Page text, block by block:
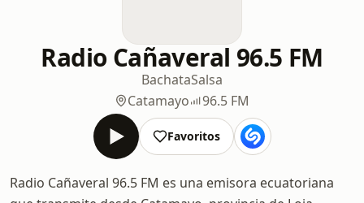
Radio Cañaveral 96.5 FM
BachataSalsa
Catamayo
96.5 FM
Favoritos
Radio Cañaveral 96.5 FM es una emisora ecuatoriana